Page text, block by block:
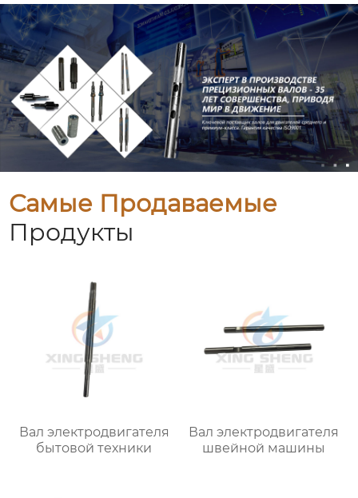
Самые Продаваемые
Продукты
Вал электродвигателя
бытовой техники
Вал электродвигателя
швейной машины